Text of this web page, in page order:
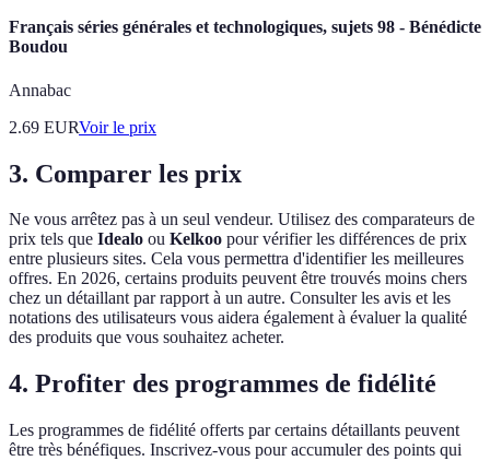
Français séries générales et technologiques, sujets 98 - Bénédicte
Boudou
Annabac
2.69 EURVoir le prix
3. Comparer les prix
Ne vous arrêtez pas à un seul vendeur. Utilisez des comparateurs de
prix tels que Idealo ou Kelkoo pour vérifier les différences de prix
entre plusieurs sites. Cela vous permettra d'identifier les meilleures
offres. En 2026, certains produits peuvent être trouvés moins chers
chez un détaillant par rapport à un autre. Consulter les avis et les
notations des utilisateurs vous aidera également à évaluer la qualité
des produits que vous souhaitez acheter.
4. Profiter des programmes de fidélité
Les programmes de fidélité offerts par certains détaillants peuvent
être très bénéfiques. Inscrivez-vous pour accumuler des points qui